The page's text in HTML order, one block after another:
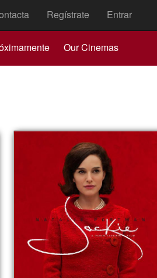
Regístrate Entrar
Our Cinemas